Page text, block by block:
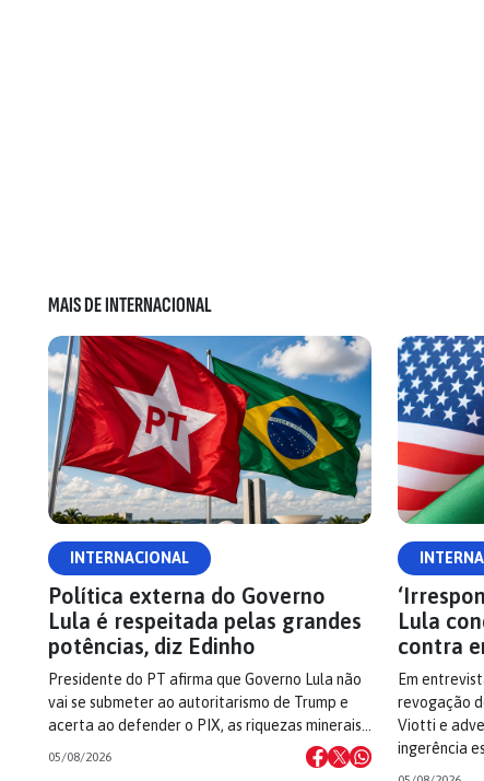
MAIS DE INTERNACIONAL
INTERNACIONAL
Política externa do Governo
Lula é respeitada pelas grandes
potências, diz Edinho
Presidente do PT afirma que Governo Lula não
vai se submeter ao autoritarismo de Trump e
acerta ao defender o PIX, as riquezas minerais…
05/08/2026
Lula
contra
Em
revogação
Viotti e
ingerência